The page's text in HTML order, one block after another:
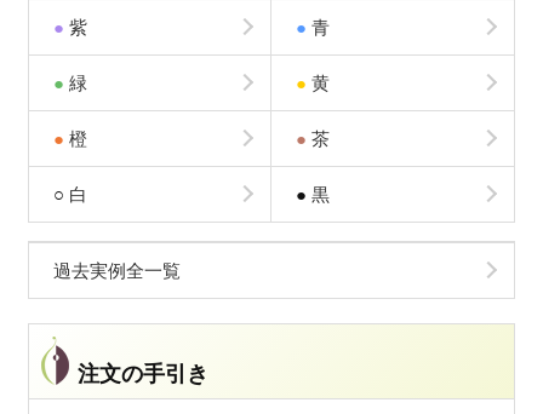
● 紫 ● 青
● 緑 ● 黄
● 橙 ● 茶
○ 白 ● 黒
過去実例全一覧
注文の手引き